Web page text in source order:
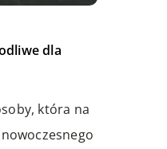
w
dla
która na
posłanie, we
kołdra,
to niezwykle